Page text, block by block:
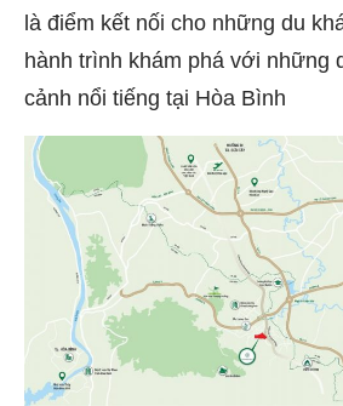
là điểm kết nối cho những du
hành trình khám phá với những
cảnh nổi tiếng tại Hòa Bình